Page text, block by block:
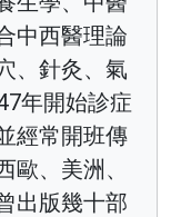
中西醫理論
、針灸、氣
年開始診症
經常開班傳
、美洲、
出版幾十部